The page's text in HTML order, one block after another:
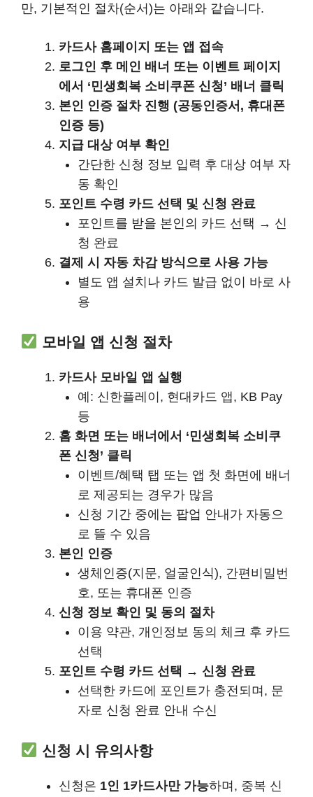
만, 기본적인 절차(순서)는 아래와 같습니다.
카드사 홈페이지 또는 앱 접속
로그인 후 메인 배너 또는 이벤트 페이지
에서 ‘민생회복 소비쿠폰 신청’ 배너 클릭
본인 인증 절차 진행 (공동인증서, 휴대폰
인증 등)
지급 대상 여부 확인
간단한 신청 정보 입력 후 대상 여부 자
동 확인
포인트 수령 카드 선택 및 신청 완료
포인트를 받을 본인의 카드 선택 → 신
청 완료
결제 시 자동 차감 방식으로 사용 가능
별도 앱 설치나 카드 발급 없이 바로 사
용
모바일 앱 신청 절차
카드사 모바일 앱 실행
예: 신한플레이, 현대카드 앱, KB Pay
등
홈 화면 또는 배너에서 ‘민생회복 소비쿠
폰 신청’ 클릭
이벤트/혜택 탭 또는 앱 첫 화면에 배너
로 제공되는 경우가 많음
신청 기간 중에는 팝업 안내가 자동으
로 뜰 수 있음
본인 인증
생체인증(지문, 얼굴인식), 간편비밀번
호, 또는 휴대폰 인증
신청 정보 확인 및 동의 절차
이용 약관, 개인정보 동의 체크 후 카드
선택
포인트 수령 카드 선택 → 신청 완료
선택한 카드에 포인트가 충전되며, 문
자로 신청 완료 안내 수신
신청 시 유의사항
신청은 1인 1카드사만 가능하며, 중복 신